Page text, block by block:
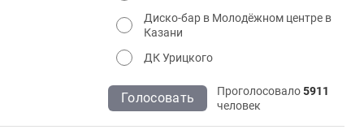
Диско-бар в Молодёжном центре в
Казани
ДК Урицкого
Голосовать Проголосовало5911
человек